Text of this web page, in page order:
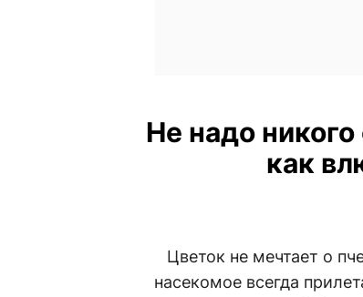
Не надо
как
Цветок не мечтает о
насекомое всегда